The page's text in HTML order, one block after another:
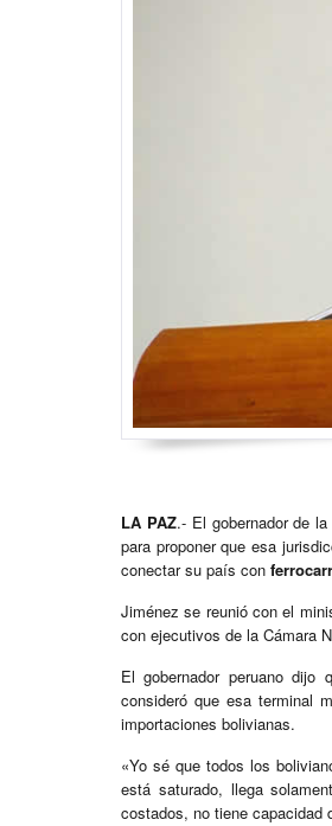
LA PAZ.- El gobernador de
para proponer que esa
conectar su país con
Jiménez se reunió con el
con ejecutivos de la Cámara
El gobernador peruano dijo
consideró que esa terminal
importaciones bolivianas.
«Yo sé que todos los
está saturado, llega
costados, no tiene capacidad